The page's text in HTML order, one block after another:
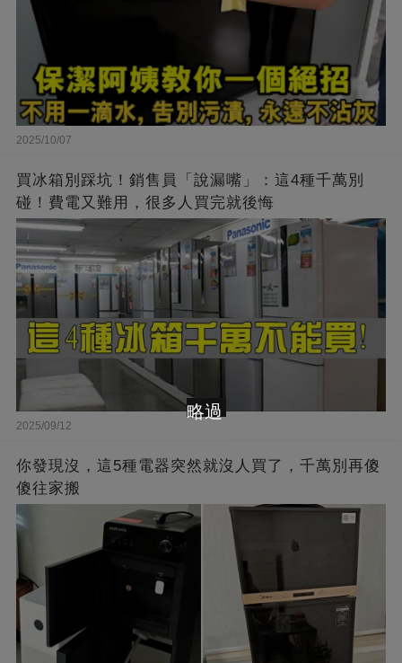
2025/10/07
買冰箱別踩坑！銷售員「說漏嘴」：這4種千萬別
碰！費電又難用，很多人買完就後悔
2025/09/12
你發現沒，這5種電器突然就沒人買了，千萬別再傻
傻往家搬
略過